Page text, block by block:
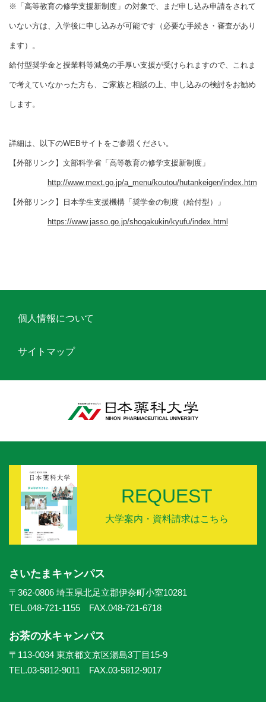
※「高等教育の修学支援新制度」の対象で、まだ申し込み申請をされて
いない方は、入学後に申し込みが可能です（必要な手続き・審査があり
ます）。
給付型奨学金と授業料等減免の手厚い支援が受けられますので、これま
で考えていなかった方も、ご家族と相談の上、申し込みの検討をお勧め
します。
詳細は、以下のWEBサイトをご参照ください。
【外部リンク】文部科学省「高等教育の修学支援新制度」
http://www.mext.go.jp/a_menu/koutou/hutankeigen/index.htm
【外部リンク】日本学生支援機構「奨学金の制度（給付型）」
https://www.jasso.go.jp/shogakukin/kyufu/index.html
個人情報について
サイトマップ
REQUEST
大学案内・資料請求はこちら
さいたまキャンパス
〒362-0806 埼玉県北足立郡伊奈町小室10281
TEL.048-721-1155 FAX.048-721-6718
お茶の水キャンパス
〒113-0034 東京都文京区湯島3丁目15-9
TEL.03-5812-9011 FAX.03-5812-9017